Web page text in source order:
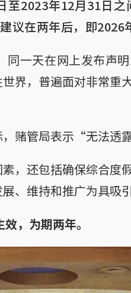
至2023年12月31日
议在两年后，即2026
一天在网上发布声
界，普遍面对非常重
赌管局表示“无法透
，还包括确保综合度
、维持和推广为具吸
，为期两年。